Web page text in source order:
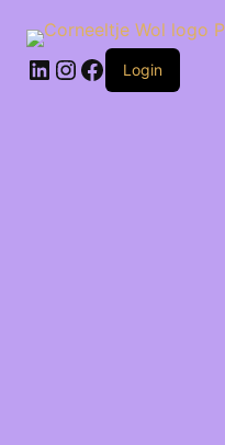
naar
inhoudLinkedIn
Instagram
Facebook
Login